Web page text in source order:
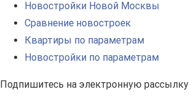
Новостройки Новой Москвы
Сравнение новостроек
Квартиры по параметрам
Новостройки по параметрам
Подпишитесь на электронную рассылку